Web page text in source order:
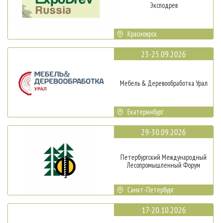
Эксподрев
Красноярск
23-25.09.2026
Мебель & Деревообработка Урал
Екатеринбург
29-30.09.2026
Петербургский Международный
Лесопромышленный Форум
Санкт-Петербург
17-20.10.2026